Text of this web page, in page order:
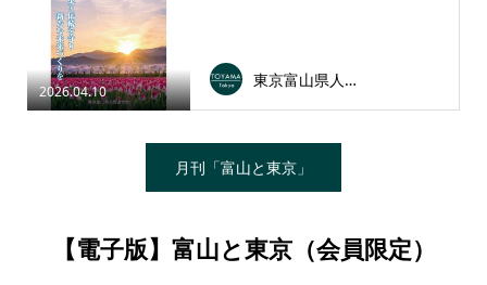
2026.04.10
東京富山県人会連合会
月刊「富山と東京」
【電子版】富山と東京（会員限定）